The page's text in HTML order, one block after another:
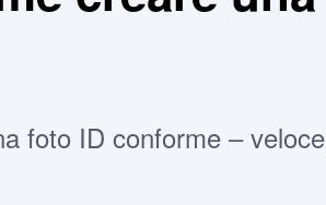
foto ID conforme –